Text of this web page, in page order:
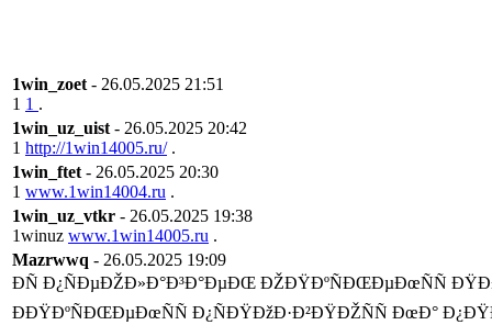
1win_zoet - 26.05.2025 21:51
1 1 .
1win_uz_uist - 26.05.2025 20:42
1 http://1win14005.ru/.
1win_ftet - 26.05.2025 20:30
1 www.1win14004.ru .
1win_uz_vtkr - 26.05.2025 19:38
1winuz www.1win14005.ru .
Mazrwwq - 26.05.2025 19:09
ÐÑ Ð¿ÑÐµÐŽÐ»Ð°Ð³Ð°ÐµÐŒ ÐŽÐŸÐºÑÐŒÐµÐœÑÑ
ÐÐŸÐºÑÐŒÐµÐœÑÑ Ð¿ÑÐŸÐžÐ·Ð²ÐŸÐŽÑÑ ÐœÐ°